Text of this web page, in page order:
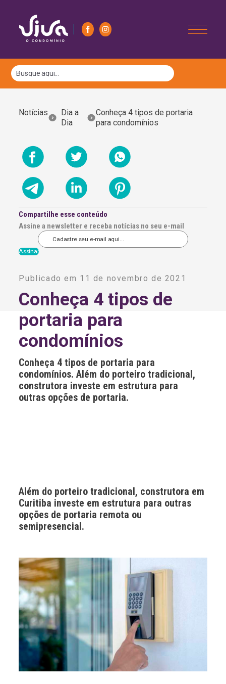
Notícias
Dia a
Dia
Conheça 4 tipos de portaria
para condomínios
Compartilhe esse conteúdo
Assine a newsletter e receba notícias no seu e-mail
t
r
n
i
v
:
Publicado em 11 de novembro de 2021
Conheça 4 tipos de
portaria para
condomínios
Conheça 4 tipos de portaria para
condomínios. Além do porteiro tradicional,
construtora investe em estrutura para
outras opções de portaria.
Além do porteiro tradicional, construtora em
Curitiba investe em estrutura para outras
opções de portaria remota ou
semipresencial.